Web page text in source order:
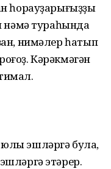
һорауҙарығыҙҙы
нәмә тураһында
нимәлер һатып
Кәрәкмәгән
эшләргә була,
этәрер.